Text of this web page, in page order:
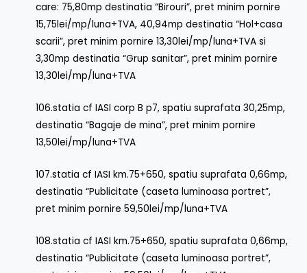
care: 75,80mp destinatia “Birouri”, pret minim pornire
15,75lei/mp/luna+TVA, 40,94mp destinatia “Hol+casa
scarii”, pret minim pornire 13,30lei/mp/luna+TVA si
3,30mp destinatia “Grup sanitar”, pret minim pornire
13,30lei/mp/luna+TVA
106.statia cf IASI corp B p7, spatiu suprafata 30,25mp,
destinatia “Bagaje de mina”, pret minim pornire
13,50lei/mp/luna+TVA
107.statia cf IASI km.75+650, spatiu suprafata 0,66mp,
destinatia “Publicitate (caseta luminoasa portret”,
pret minim pornire 59,50lei/mp/luna+TVA
108.statia cf IASI km.75+650, spatiu suprafata 0,66mp,
destinatia “Publicitate (caseta luminoasa portret”,